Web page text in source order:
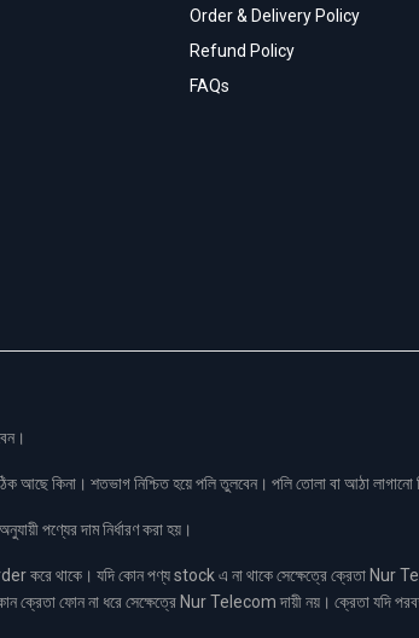
Order & Delivery Policy
Refund Policy
FAQs
আছে কিনা। শতভাগ নিশ্চিত হয়ে পলি তুলবেন। পলি তোলা বা আঠা
পণ্যের দাম নির্ধারণ করা হয়।
থাকে। যদি কোন পণ্য stock এ না থাকে সেক্ষেত্রে ক্রেতা Nur
ক্রেতা ফোন না ধরে সেক্ষেত্রে Nur Telecom দায়ী নয়। ক্রেতা যদি